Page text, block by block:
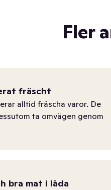
Fler
fräscht
alltid fräscha varor. De
ta omvägen genom
bra mat i låda